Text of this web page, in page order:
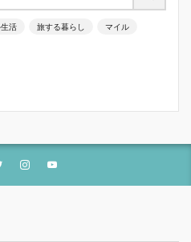
活 旅する暮らし マイル